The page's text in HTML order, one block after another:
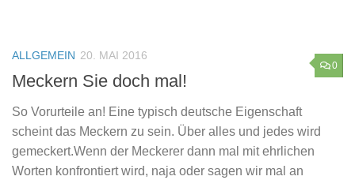
0
ALLGEMEIN 20. MAI 2016
Meckern Sie doch mal!
So Vorurteile an! Eine typisch deutsche Eigenschaft
scheint das Meckern zu sein. Über alles und jedes wird
gemeckert.Wenn der Meckerer dann mal mit ehrlichen
Worten konfrontiert wird, naja oder sagen wir mal an